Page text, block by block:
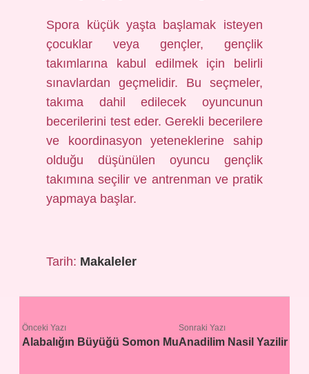
Spora küçük yaşta başlamak isteyen
çocuklar veya gençler, gençlik
takımlarına kabul edilmek için belirli
sınavlardan geçmelidir. Bu seçmeler,
takıma dahil edilecek oyuncunun
becerilerini test eder. Gerekli becerilere
ve koordinasyon yeteneklerine sahip
olduğu düşünülen oyuncu gençlik
takımına seçilir ve antrenman ve pratik
yapmaya başlar.
Tarih: Makaleler
Önceki Yazı
Alabalığın Büyüğü Somon Mu
Sonraki Yazı
Anadilim Nasil Yazilir